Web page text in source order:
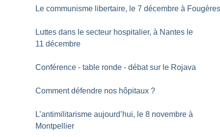
Le communisme libertaire, le 7 décembre à
Luttes dans le secteur hospitalier, à Nantes le
11 décembre
Conférence - table ronde - débat sur le Rojava
Comment défendre nos hôpitaux ?
L’antimilitarisme aujourd’hui, le 8 novembre à
Montpellier